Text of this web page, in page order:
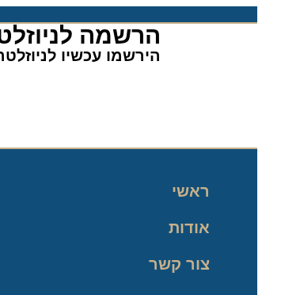
הרשמה לניוזלטר​
הירשמו עכשיו לניוזלטר
ראשי
אודות
צור קשר